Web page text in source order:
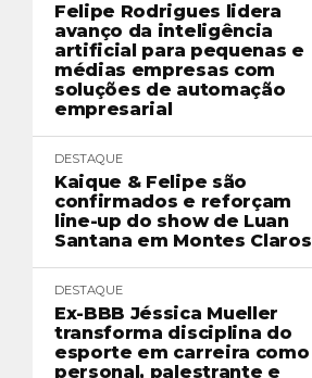
Felipe Rodrigues lidera
avanço da inteligência
artificial para pequenas e
médias empresas com
soluções de automação
empresarial
DESTAQUE
Kaique & Felipe são
confirmados e reforçam
line-up do show de Luan
Santana em Montes Claros
DESTAQUE
Ex-BBB Jéssica Mueller
transforma disciplina do
esporte em carreira como
personal, palestrante e